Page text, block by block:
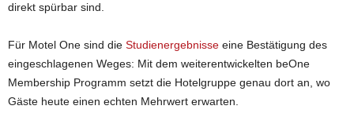
direkt spürbar sind.
Für Motel One sind die Studienergebnisse eine Bestätigung des
eingeschlagenen Weges: Mit dem weiterentwickelten beOne
Membership Programm setzt die Hotelgruppe genau dort an, wo
Gäste heute einen echten Mehrwert erwarten.